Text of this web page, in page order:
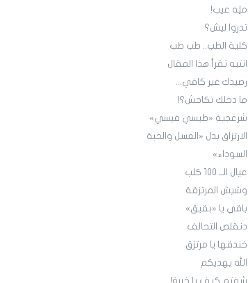
ملِه عيب!
تدروا ليش؟
كلية الطب.. طب طب
انتبه تقرأ هذا المقال
رصيدك غير كافي...
ما دخلك تكاحش؟!
شرعجية «طيسي فيسي»
الارتزاق بدل «العسل والحبة
السوداء»
عيال الــ 100 كلب
وشيش المرتزقة
باقي يا «بقيق»
دنقلص التحالف
خندقها يا مرتزق
الله يهديكم
شفتم كيف يا خبرة!